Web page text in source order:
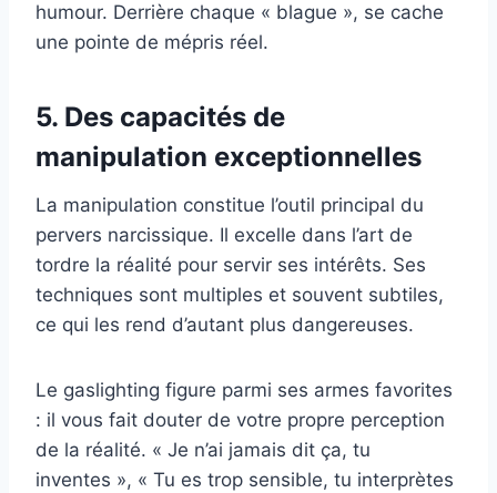
humour. Derrière chaque « blague », se cache
une pointe de mépris réel.
5. Des capacités de
manipulation exceptionnelles
La manipulation constitue l’outil principal du
pervers narcissique. Il excelle dans l’art de
tordre la réalité pour servir ses intérêts. Ses
techniques sont multiples et souvent subtiles,
ce qui les rend d’autant plus dangereuses.
Le gaslighting figure parmi ses armes favorites
: il vous fait douter de votre propre perception
de la réalité. « Je n’ai jamais dit ça, tu
inventes », « Tu es trop sensible, tu interprètes